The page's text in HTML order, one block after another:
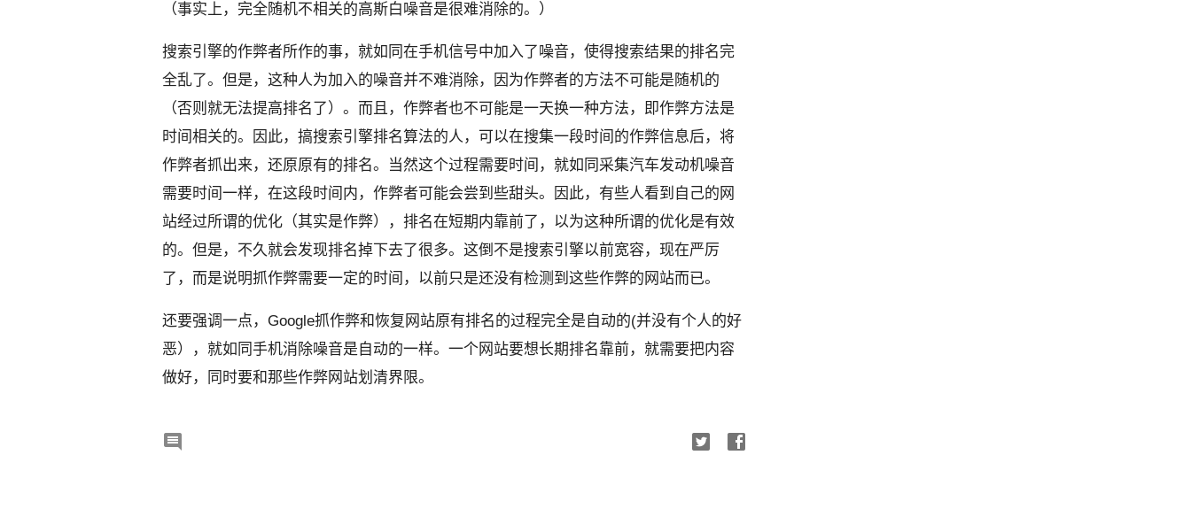
（事实上，完全随机不相关的高斯白噪音是很难消除的。）
搜索引擎的作弊者所作的事，就如同在手机信号中加入了噪音 ，使得搜索结果的排名完
全乱了。但是，这种人为加入的噪音并不难消除，因为作弊者的方法不可能是随机的
（否则就无法提高排名了） 。而且，作弊者也不可能是一天换一种方法，即作弊方法是
时间相关的。因此，搞搜索引擎排名算法的人，可以在搜集一段时间的作弊信息后，将
作弊者抓出来，还原原有的排名。当然这个过程需要时间 ，就如同采集汽车发动机噪音
需要时间一样，在这段时间内 ，作弊者可能会尝到些甜头。因此，有些人看到自己的网
站经过所谓的优化（其实是作弊），排名在短期内靠前了，以为这种所谓的优化是有效
的。但是，不久就会发现排名掉下去了很多。这倒不是搜索引擎以前宽容，现在严厉
了，而是说明抓作弊需要一定的时间 ，以前只是还没有检测到这些作弊的网站而已。
还要强调一点 ，Google抓作弊和恢复网站原有排名的过程完全是自动的(并没有个人的好
恶）
，就如同手机消除噪音是自动的一样。一个网站要想长期排名靠前 ，就需要把内容
做好，同时要和那些作弊网站划清界限。
